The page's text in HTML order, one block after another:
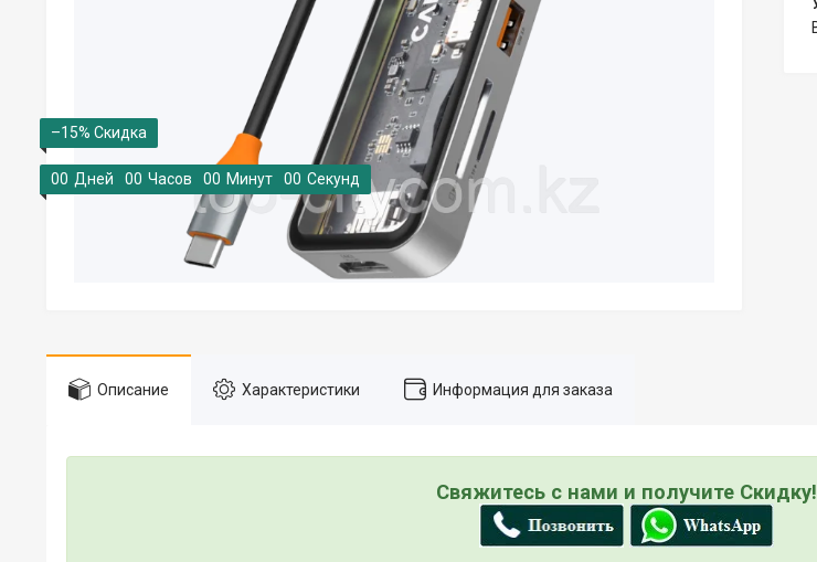
–15%
00 Дней 00 Часов 00 Минут 00 Секунд
Описание Характеристики Информация для заказа
Свяжитесь с нами и получите Скидку!